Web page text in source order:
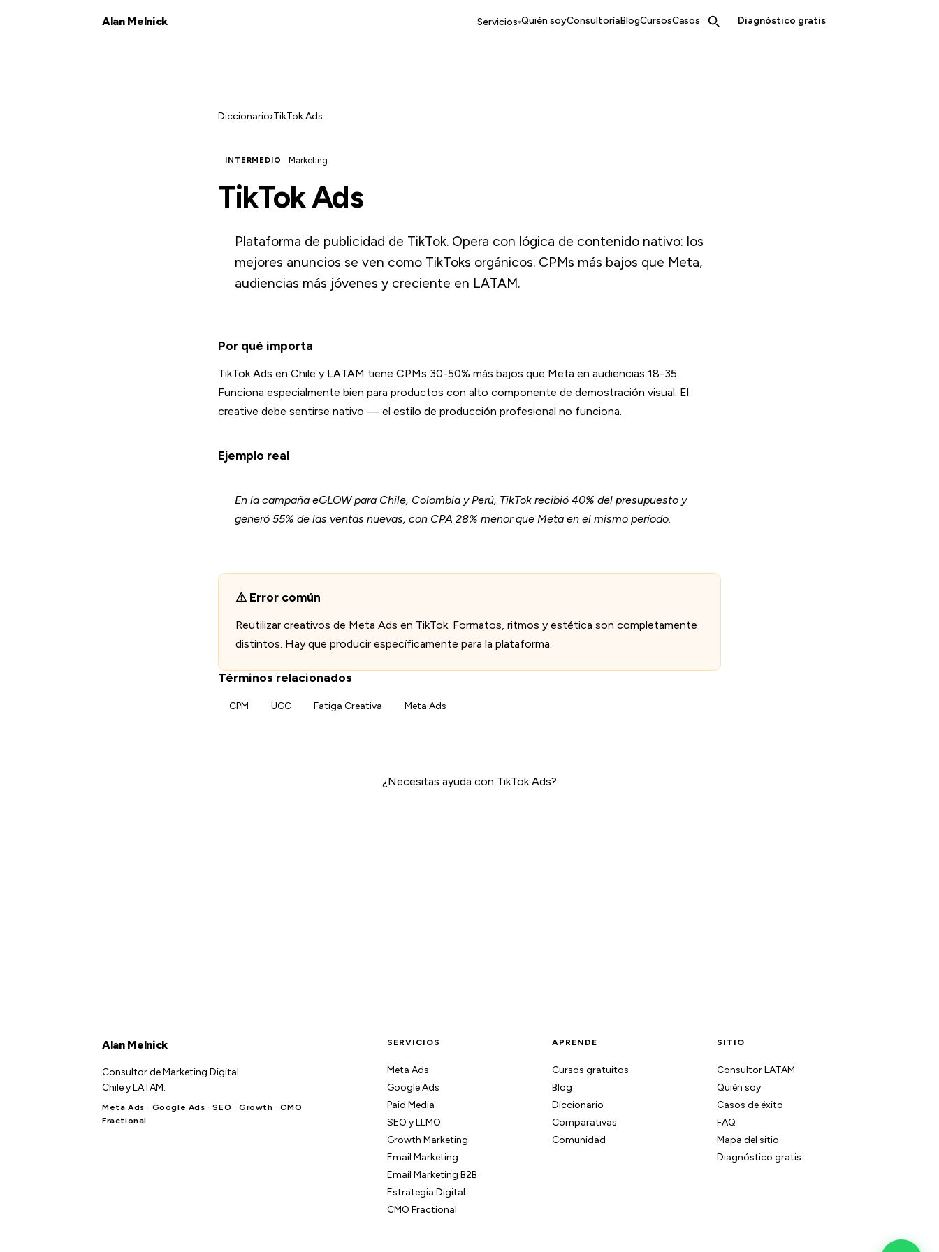
Alan Melnick Servicios▾Quién soyConsultoríaBlogCursosCasos Diagnóstico gratis
Diccionario›TikTok Ads
INTERMEDIO Marketing
TikTok Ads
Plataforma de publicidad de TikTok. Opera con lógica de contenido nativo: los
mejores anuncios se ven como TikToks orgánicos. CPMs más bajos que Meta,
audiencias más jóvenes y creciente en LATAM.
Por qué importa
TikTok Ads en Chile y LATAM tiene CPMs 30-50% más bajos que Meta en audiencias 18-35.
Funciona especialmente bien para productos con alto componente de demostración visual. El
creative debe sentirse nativo — el estilo de producción profesional no funciona.
Ejemplo real
En la campaña eGLOW para Chile, Colombia y Perú, TikTok recibió 40% del presupuesto y
generó 55% de las ventas nuevas, con CPA 28% menor que Meta en el mismo período.
Error común
Reutilizar creativos de Meta Ads en TikTok. Formatos, ritmos y estética son completamente
distintos. Hay que producir específicamente para la plataforma.
Términos relacionados
CPM UGC Fatiga Creativa Meta Ads
¿Necesitas ayuda con TikTok Ads?
Alan Melnick
Consultor de Marketing Digital.
Chile y LATAM.
Meta Ads · Google Ads · SEO · Growth · CMO
Fractional
SERVICIOS
Meta Ads
Google Ads
Paid Media
SEO y LLMO
Growth Marketing
Email Marketing
Email Marketing B2B
Estrategia Digital
CMO Fractional
APRENDE
Cursos gratuitos
Blog
Diccionario
Comparativas
Comunidad
SITIO
Consultor LATAM
Quién soy
Casos de éxito
FAQ
Mapa del sitio
Diagnóstico gratis